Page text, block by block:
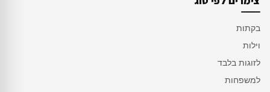
בקתות
וילות
לזוגות בלבד
למשפחות